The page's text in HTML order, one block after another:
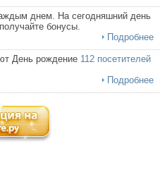
днем. На сегодняшний день
бонусы.
Подробнее
День рождение 112 посетителей
Подробнее